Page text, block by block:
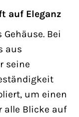
auf Eleganz
Bei
aus
seine
um einen
alle Blicke auf